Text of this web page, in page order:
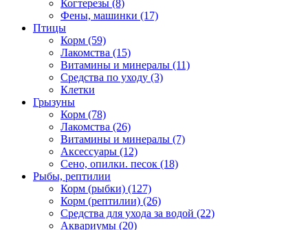
Когтерезы (8)
Фены, машинки (17)
Птицы
Корм (59)
Лакомства (15)
Витамины и минералы (11)
Средства по уходу (3)
Клетки
Грызуны
Корм (78)
Лакомства (26)
Витамины и минералы (7)
Аксессуары (12)
Сено, опилки. песок (18)
Рыбы, рептилии
Корм (рыбки) (127)
Корм (рептилии) (26)
Средства для ухода за водой (22)
Аквариумы (20)